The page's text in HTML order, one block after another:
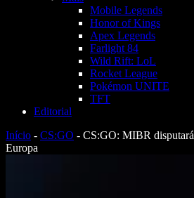
Mobile Legends
Honor of Kings
Apex Legends
Farlight 84
Wild Rift: LoL
Rocket League
Pokémon UNITE
TFT
Editorial
Início - CS:GO - CS:GO: MIBR
Europa